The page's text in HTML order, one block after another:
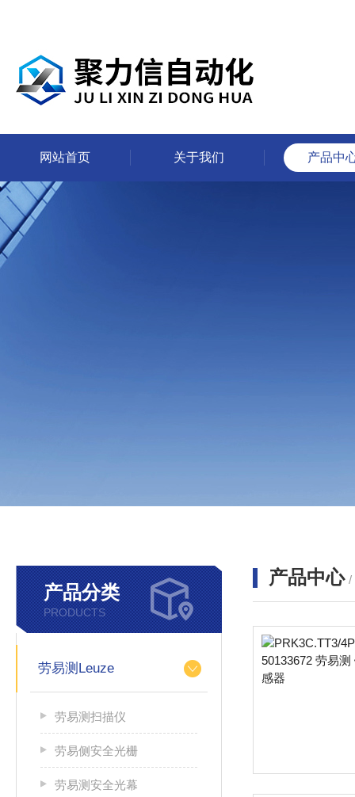
网站首页 关于我们 产品中
产品分类
PRODUCTS
劳易测Leuze
劳易测扫描仪
劳易侧安全光栅
劳易测安全光幕
产品中心 /